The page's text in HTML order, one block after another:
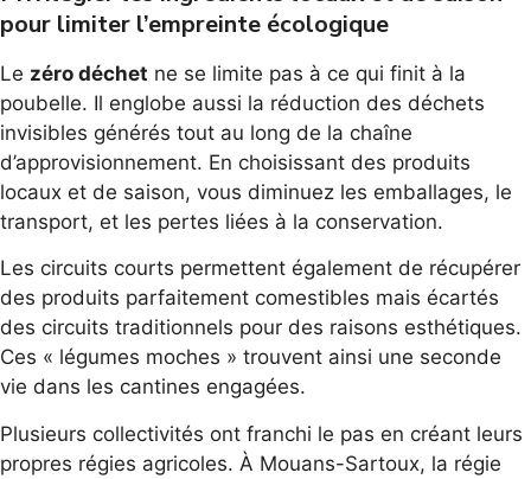
pour limiter l’empreinte écologique
Le zéro déchet ne se limite pas à ce qui finit à la
poubelle. Il englobe aussi la réduction des déchets
invisibles générés tout au long de la chaîne
d’approvisionnement. En choisissant des produits
locaux et de saison, vous diminuez les emballages, le
transport, et les pertes liées à la conservation.
Les circuits courts permettent également de récupérer
des produits parfaitement comestibles mais écartés
des circuits traditionnels pour des raisons esthétiques.
Ces « légumes moches » trouvent ainsi une seconde
vie dans les cantines engagées.
Plusieurs collectivités ont franchi le pas en créant leurs
propres régies agricoles. À Mouans-Sartoux, la régie